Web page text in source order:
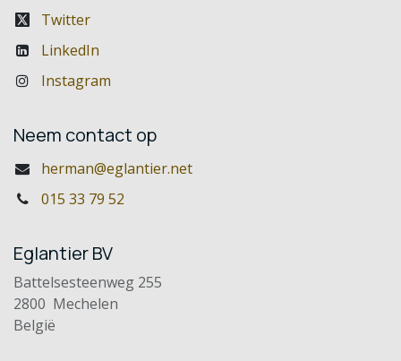
Twitter
LinkedIn
Instagram
Neem contact op
herman@eglantier.net
015 33 79 52
Eglantier BV
Battelsesteenweg 255
2800 Mechelen
België